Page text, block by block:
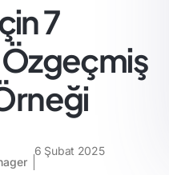
7
6 Şubat 2025